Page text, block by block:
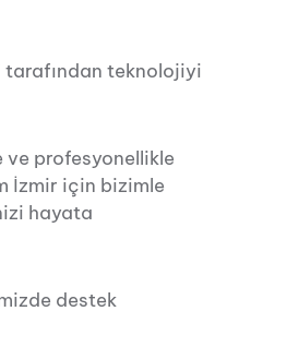
tarafından teknolojiyi
ve profesyonellikle
İzmir için bizimle
hayata
destek